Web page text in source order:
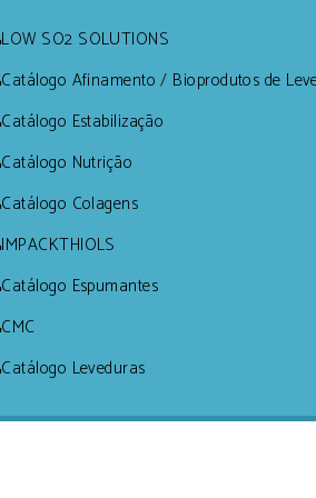
LOW SO2 SOLUTIONS
Catálogo Afinamento / Bioprodutos de
Catálogo Estabilização
Catálogo Nutrição
Catálogo Colagens
IMPACKTHIOLS
Catálogo Espumantes
CMC
Catálogo Leveduras